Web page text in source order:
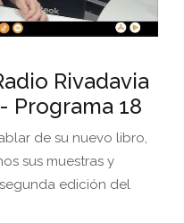
Rivadavia
Programa 18
de su nuevo libro,
sus muestras y
edición del